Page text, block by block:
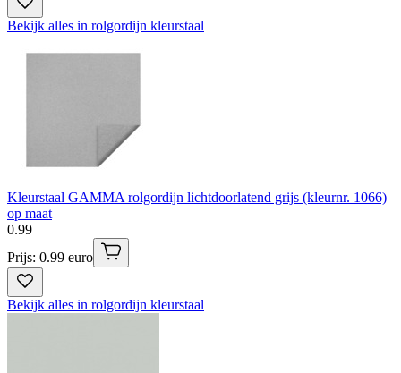
Bekijk alles in rolgordijn kleurstaal
Kleurstaal GAMMA rolgordijn lichtdoorlatend grijs (kleurnr. 1066)
op maat
0.99
Prijs: 0.99 euro
Bekijk alles in rolgordijn kleurstaal